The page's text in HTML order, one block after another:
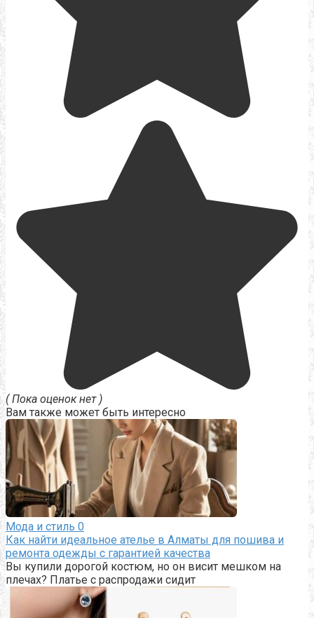
( Пока оценок нет )
Вам также может быть интересно
Мода и стиль 0
Как найти идеальное ателье в Алматы для пошива и
ремонта одежды с гарантией качества
Вы купили дорогой костюм, но он висит мешком на
плечах? Платье с распродажи сидит